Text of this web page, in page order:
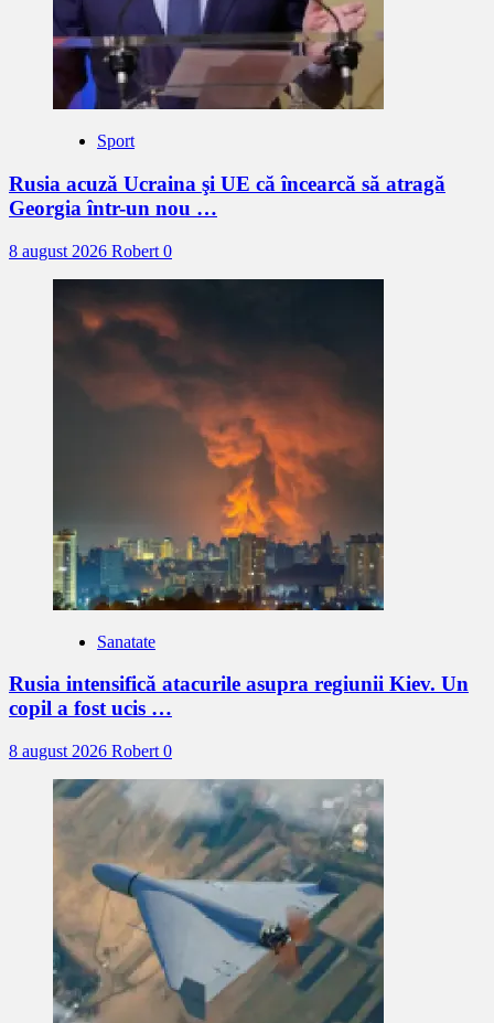
Sport
Rusia acuză Ucraina şi UE că încearcă să atragă
Georgia într-un nou …
8 august 2026 Robert 0
Sanatate
Rusia intensifică atacurile asupra regiunii Kiev. Un
copil a fost ucis …
8 august 2026 Robert 0